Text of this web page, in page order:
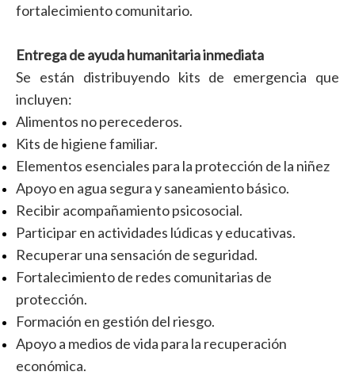
fortalecimiento comunitario.
Entrega de ayuda humanitaria inmediata
Se están distribuyendo kits de emergencia que
incluyen:
Alimentos no perecederos.
Kits de higiene familiar.
Elementos esenciales para la protección de la niñez
Apoyo en agua segura y saneamiento básico.
Recibir acompañamiento psicosocial.
Participar en actividades lúdicas y educativas.
Recuperar una sensación de seguridad.
Fortalecimiento de redes comunitarias de
protección.
Formación en gestión del riesgo.
Apoyo a medios de vida para la recuperación
económica.